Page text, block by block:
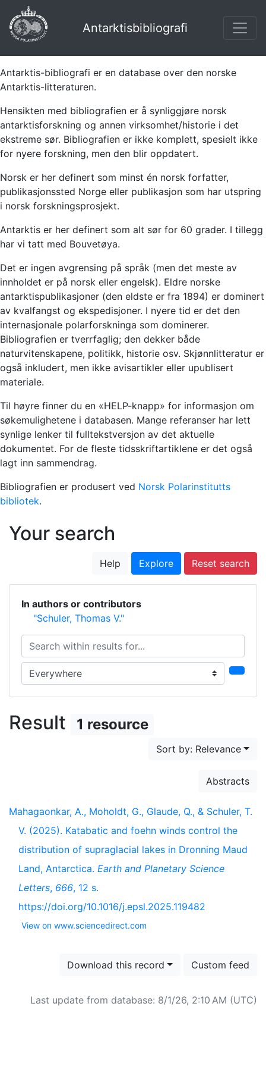
Antarktisbibliografi
Antarktis-bibliografi er en database over den norske
Antarktis-litteraturen.
Hensikten med bibliografien er å synliggjøre norsk
antarktisforskning og annen virksomhet/historie i det
ekstreme sør. Bibliografien er ikke komplett, spesielt ikke
for nyere forskning, men den blir oppdatert.
Norsk er her definert som minst én norsk forfatter,
publikasjonssted Norge eller publikasjon som har utspring
i norsk forskningsprosjekt.
Antarktis er her definert som alt sør for 60 grader. I tillegg
har vi tatt med Bouvetøya.
Det er ingen avgrensing på språk (men det meste av
innholdet er på norsk eller engelsk). Eldre norske
antarktispublikasjoner (den eldste er fra 1894) er dominert
av kvalfangst og ekspedisjoner. I nyere tid er det den
internasjonale polarforskninga som dominerer.
Bibliografien er tverrfaglig; den dekker både
naturvitenskapene, politikk, historie osv. Skjønnlitteratur er
også inkludert, men ikke avisartikler eller upublisert
materiale.
Til høyre finner du en «HELP-knapp» for informasjon om
søkemulighetene i databasen. Mange referanser har lett
synlige lenker til fulltekstversjon av det aktuelle
dokumentet. For de fleste tidsskriftartiklene er det også
lagt inn sammendrag.
Bibliografien er produsert ved Norsk Polarinstitutts
bibliotek.
Your search
Help Explore Reset search
In authors or contributors
"Schuler, Thomas V."
Search within results for...
Search in...
Result 1 resource
Sort by: Relevance
Abstracts
Mahagaonkar, A., Moholdt, G., Glaude, Q., & Schuler, T.
V. (2025). Katabatic and foehn winds control the
distribution of supraglacial lakes in Dronning Maud
Land, Antarctica. Earth and Planetary Science
Letters, 666, 12 s.
https://doi.org/10.1016/j.epsl.2025.119482
View on www.sciencedirect.com
Download this record Custom feed
Last update from database: 8/1/26, 2:10 AM (UTC)